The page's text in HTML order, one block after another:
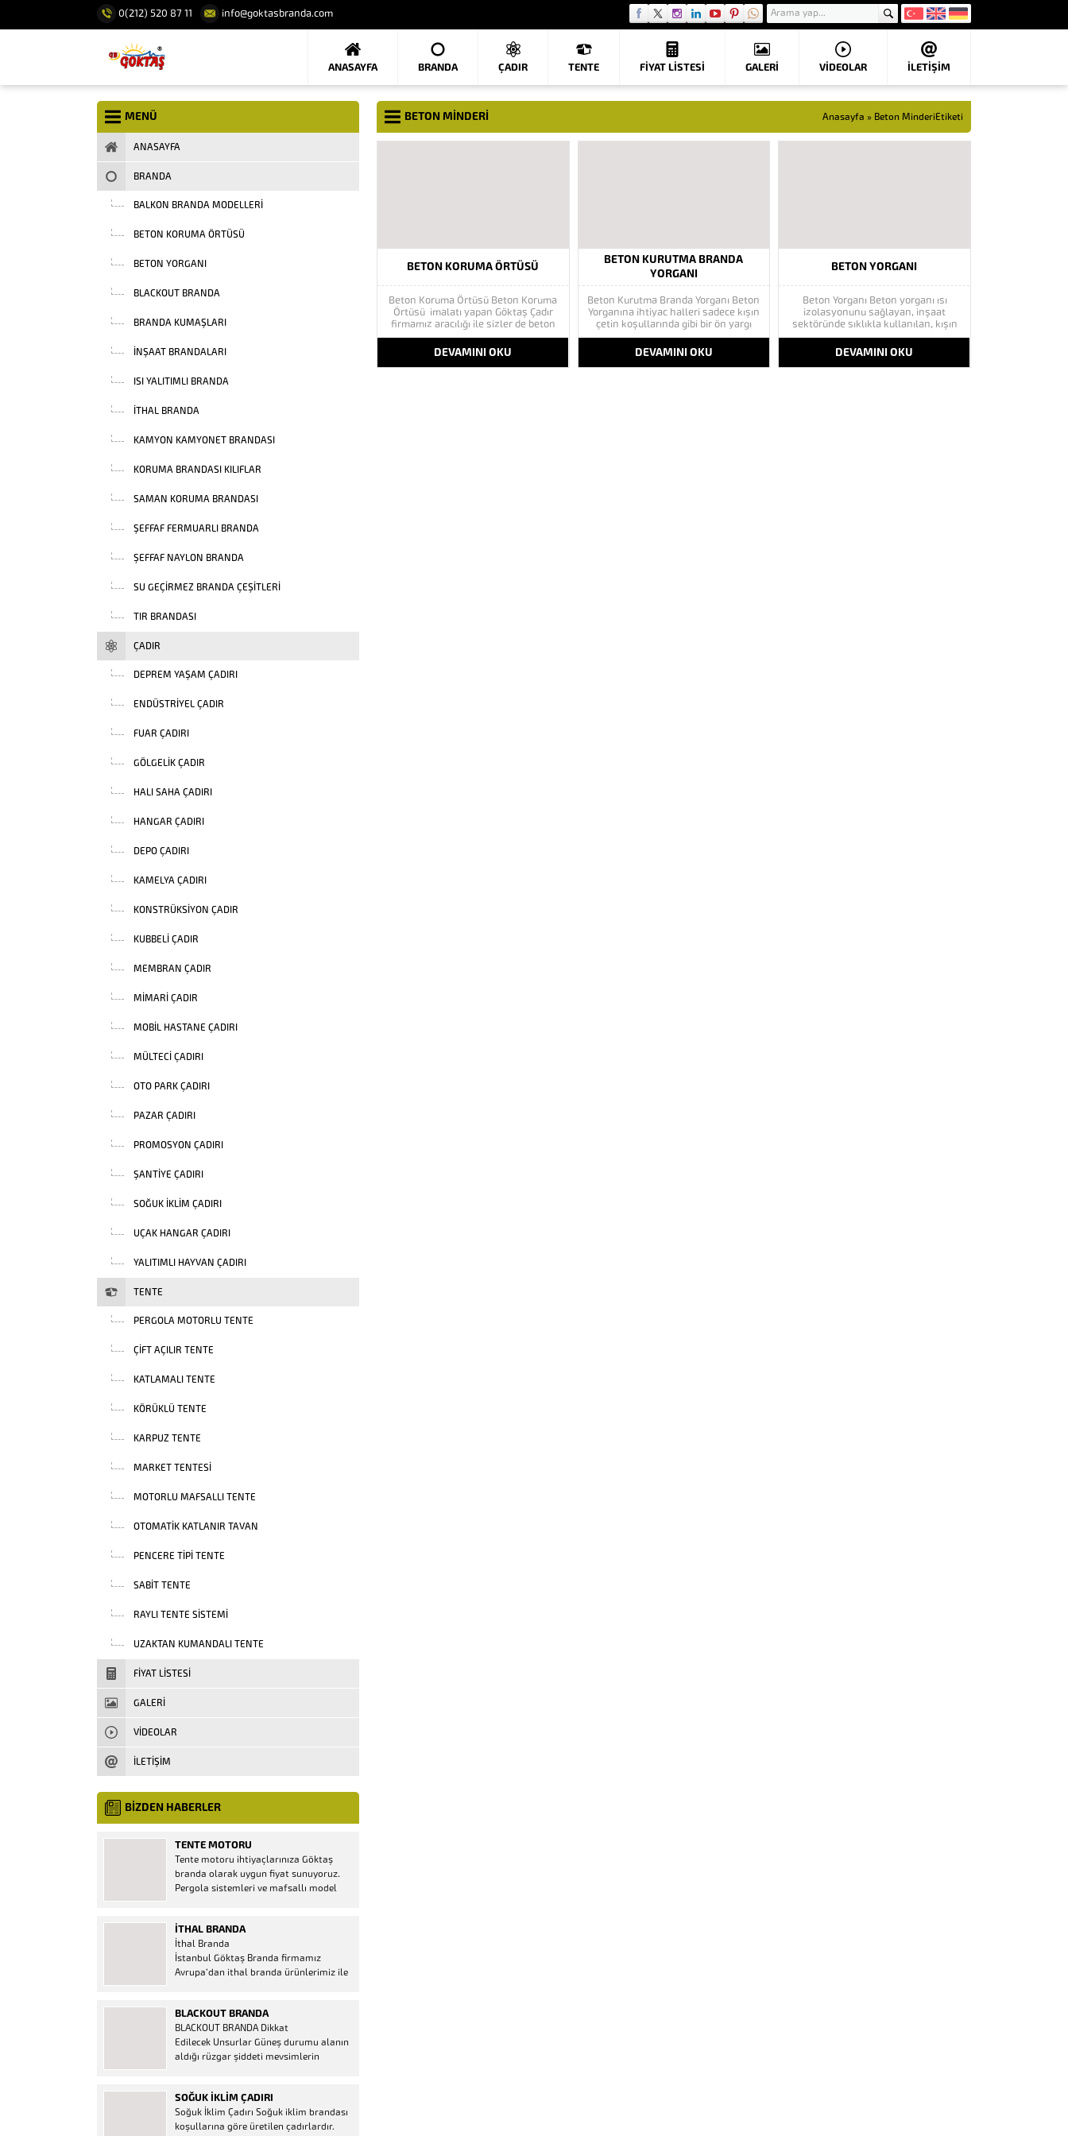
0(212) 520 87 11 info@goktasbranda.com
ANASAYFA BRANDA ÇADIR TENTE FIYAT LISTESI GALERİ VIDEOLAR İLETİŞİM
BETON MINDERI Anasayfa » Beton MinderiEtiketi
BETON KORUMA ÖRTÜSÜ
Beton Koruma Örtüsü Beton Koruma
Örtüsü imalatı yapan Göktaş Çadır
firmamız aracılığı ile sizler de beton
korumanızı rahatlıkla yapabilirsiniz.
Beton Yorganına ihtiyaç halleri
sadece kışın çetin koşullarında gibi
bir ön yargı oluşmuştur. Beton çadır
DEVAMINI OKU
BETON KURUTMA BRANDA
YORGANI
Beton Kurutma Branda Yorganı Beton
Yorganına ihtiyac halleri sadece kışın
çetin koşullarında gibi bir ön yargı
oluşmuştur. Beton çadır yorganına ve
brandaya ihtiyaç yaz aylarında hava
koşullarında da ihtiyaç
duyulmaktadır. Kışın çetin hava
DEVAMINI OKU
BETON YORGANI
Beton Yorganı Beton yorganı ısı
izolasyonunu sağlayan, inşaat
sektöründe sıklıkla kullanılan, kışın
kötü hava koşullarında beton
kurutma görevi gören bir malzemedir.
Asıl görevi ısı izolasyonunu sağlamak
ve beton yorganlarının altta kalan
DEVAMINI OKU
MENÜ
ANASAYFA
BRANDA
BALKON BRANDA MODELLERI
BETON KORUMA ÖRTÜSÜ
BETON YORGANI
BLACKOUT BRANDA
BRANDA KUMAŞLARI
INŞAAT BRANDALARI
ISI YALITIMLI BRANDA
İTHAL BRANDA
KAMYON KAMYONET BRANDASI
KORUMA BRANDASI KILIFLAR
SAMAN KORUMA BRANDASI
ŞEFFAF FERMUARLI BRANDA
ŞEFFAF NAYLON BRANDA
SU GEÇIRMEZ BRANDA ÇEŞITLERI
TIR BRANDASI
ÇADIR
DEPREM YAŞAM ÇADIRI
ENDÜSTRIYEL ÇADIR
FUAR ÇADIRI
GÖLGELIK ÇADIR
HALI SAHA ÇADIRI
HANGAR ÇADIRI
DEPO ÇADIRI
KAMELYA ÇADIRI
KONSTRÜKSIYON ÇADIR
KUBBELI ÇADIR
MEMBRAN ÇADIR
MIMARI ÇADIR
MOBIL HASTANE ÇADIRI
MÜLTECI ÇADIRI
OTO PARK ÇADIRI
PAZAR ÇADIRI
PROMOSYON ÇADIRI
ŞANTIYE ÇADIRI
SOĞUK İKLIM ÇADIRI
UÇAK HANGAR ÇADIRI
YALITIMLI HAYVAN ÇADIRI
TENTE
PERGOLA MOTORLU TENTE
ÇIFT AÇILIR TENTE
KATLAMALI TENTE
KÖRÜKLÜ TENTE
KARPUZ TENTE
MARKET TENTESI
MOTORLU MAFSALLI TENTE
OTOMATIK KATLANIR TAVAN
PENCERE TIPI TENTE
SABIT TENTE
RAYLI TENTE SISTEMI
UZAKTAN KUMANDALI TENTE
FIYAT LISTESI
GALERİ
VIDEOLAR
İLETİŞİM
BİZDEN HABERLER
TENTE MOTORU
Tente motoru ihtiyaçlarınıza Göktaş
branda olarak uygun fiyat sunuyoruz.
Pergola sistemleri ve mafsallı model
mevcuttur. Kumanda ve diğer aparatlar
firmamızda mevcuttur.
İTHAL BRANDA
İthal Branda
İstanbul Göktaş Branda firmamız
Avrupa’dan ithal branda ürünlerimiz ile
Ürün Al dükkanı ürünleri peşin fiyatına
bol taksitle Göktaş Branda Çeşitleri
Adresinde, 1.kalite ithal ürün ne demek
Brandacı sektöründe faaliyet gösteren,
BLACKOUT BRANDA
BLACKOUT BRANDA Dikkat
Edilecek Unsurlar Güneş durumu alanın
aldığı rüzgar şiddeti mevsimlerin
düşünmeniz gereken bir kaç faktörden
biridir. Türkiye’nin lider Branda markası
Göktaş Branda, Hazine ve Maliye Bakanı
SOĞUK İKLIM ÇADIRI
Soğuk İklim Çadırı Soğuk iklim brandası
koşullarına göre üretilen çadırlardır.